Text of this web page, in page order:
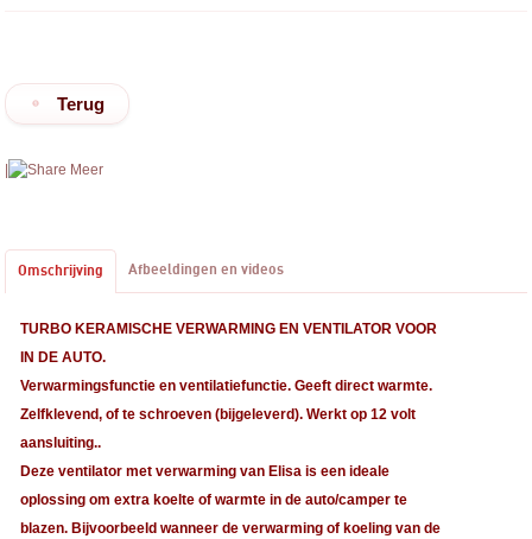
Terug
Meer
Omschrijving Afbeeldingen en videos
TURBO KERAMISCHE VERWARMING EN VENTILATOR VOOR
IN DE AUTO.
Verwarmingsfunctie en ventilatiefunctie. Geeft direct warmte.
Zelfklevend, of te schroeven (bijgeleverd). Werkt op 12 volt
aansluiting..
Deze ventilator met verwarming van Elisa is een ideale
oplossing om extra koelte of warmte in de auto/camper te
blazen. Bijvoorbeeld wanneer de verwarming of koeling van de